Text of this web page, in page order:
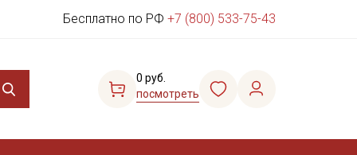
Бесплатно по РФ +7 (800) 533-75-43
0 руб.
посмотреть